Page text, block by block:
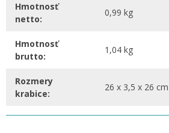
Hmotnosť
netto:
0,99 kg
Hmotnosť
brutto:
1,04 kg
Rozmery
krabice:
26 x 3,5 x 26 cm